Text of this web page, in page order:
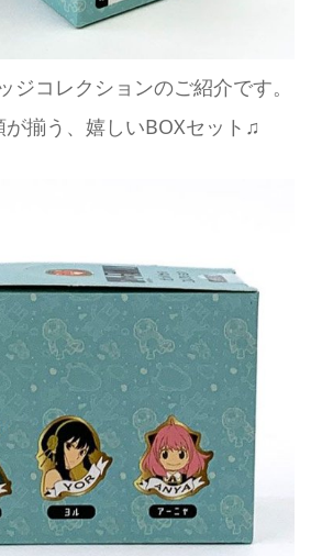
ジコレクションのご紹介です。
が揃う、嬉しいBOXセット♫